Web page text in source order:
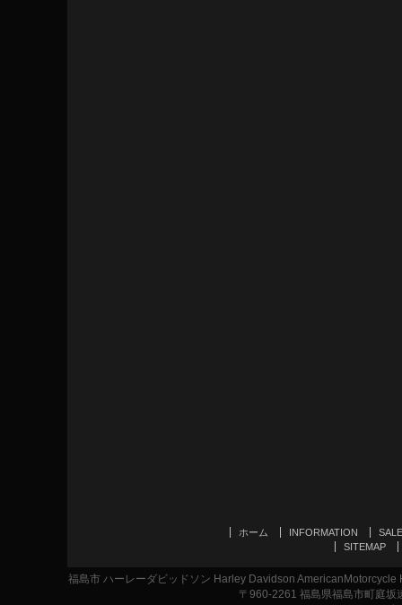
ホーム INFORMATION
SALE
SITEMAP
福島市 ハーレーダビッドソン Harley Davidson
〒960-2261 福島県福島市町庭